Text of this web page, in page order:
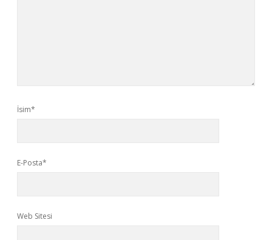
İsim*
E-Posta*
Web Sitesi